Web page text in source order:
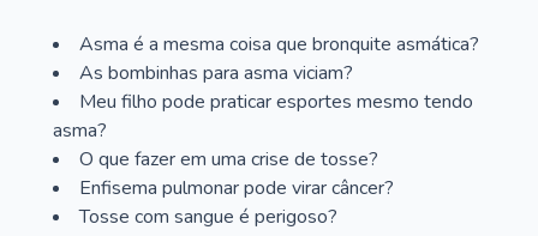
Asma é a mesma coisa que bronquite asmática?
As bombinhas para asma viciam?
Meu filho pode praticar esportes mesmo tendo
asma?
O que fazer em uma crise de tosse?
Enfisema pulmonar pode virar câncer?
Tosse com sangue é perigoso?